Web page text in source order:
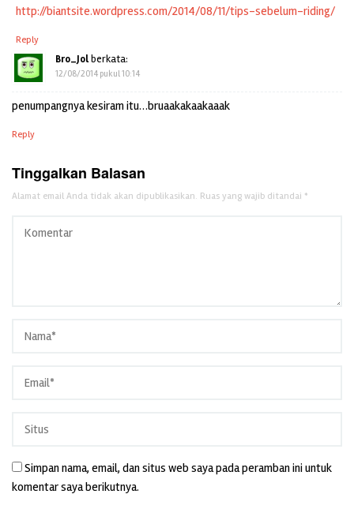
http://biantsite.wordpress.com/2014/08/11/tips-sebelum-riding/
Reply
Bro_Jolberkata:
12/08/2014 pukul 10:14
penumpangnya kesiram itu…bruaakakaakaaak
Reply
Tinggalkan Balasan
Alamat email Anda tidak akan dipublikasikan. Ruas yang wajib ditandai *
Simpan nama, email, dan situs web saya pada peramban ini untuk
komentar saya berikutnya.